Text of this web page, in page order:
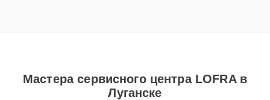
Мастера сервисного центра LOFRA в
Луганске